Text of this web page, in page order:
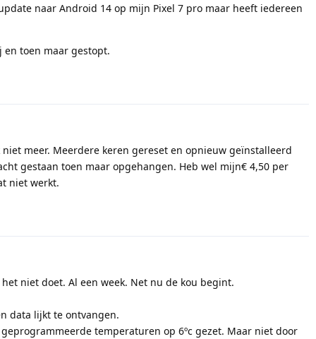
naar Android 14 op mijn Pixel 7 pro maar heeft iedereen
en toen maar gestopt.
meer. Meerdere keren gereset en opnieuw geïnstalleerd
gestaan toen maar opgehangen. Heb wel mijn€ 4,50 per
niet werkt.
niet doet. Al een week. Net nu de kou begint.
data lijkt te ontvangen.
temperaturen op 6ºc gezet. Maar niet door